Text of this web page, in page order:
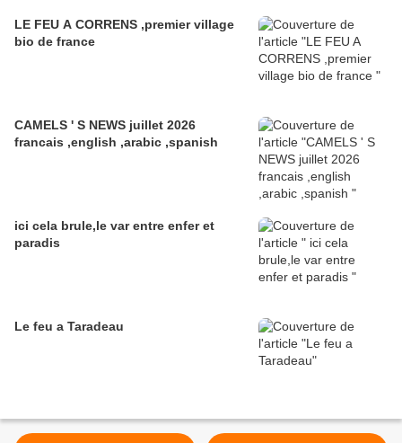
LE FEU A CORRENS ,premier village
bio de france
CAMELS ' S NEWS juillet 2026
francais ,english ,arabic ,spanish
ici cela brule,le var entre enfer et
paradis
Le feu a Taradeau